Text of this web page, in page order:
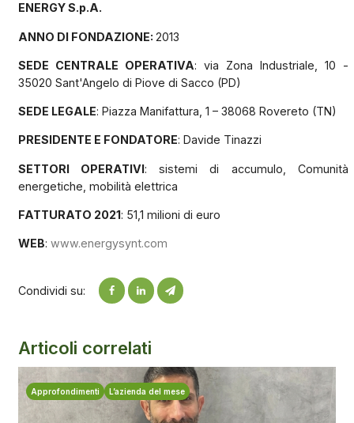
ENERGYS.p.A.
ANNO DI FONDAZIONE: 2013
SEDE CENTRALE OPERATIVA: via Zona Industriale, 10 -
35020 Sant'Angelo di Piove di Sacco (PD)
SEDE LEGALE: Piazza Manifattura, 1 – 38068 Rovereto (TN)
PRESIDENTE E FONDATORE: Davide Tinazzi
SETTORI OPERATIVI: sistemi di accumulo, Comunità
energetiche, mobilità elettrica
FATTURATO 2021: 51,1 milioni di euro
WEB: www.energysynt.com
Condividi su:
Articoli correlati
Approfondimenti L’azienda del mese